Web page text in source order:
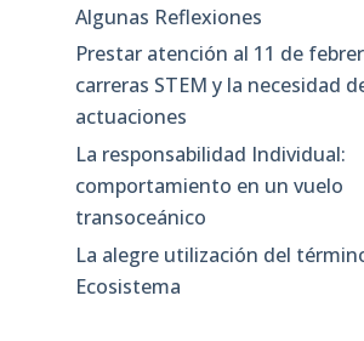
Algunas Reflexiones
Prestar atención al 11 de
carreras STEM y la necesidad
actuaciones
La responsabilidad Individual:
comportamiento en un vuelo
transoceánico
La alegre utilización del
Ecosistema